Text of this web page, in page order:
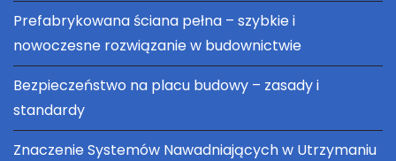
Prefabrykowana ściana pełna – szybkie i
nowoczesne rozwiązanie w budownictwie
Bezpieczeństwo na placu budowy – zasady i
standardy
Znaczenie Systemów Nawadniających w Utrzymaniu